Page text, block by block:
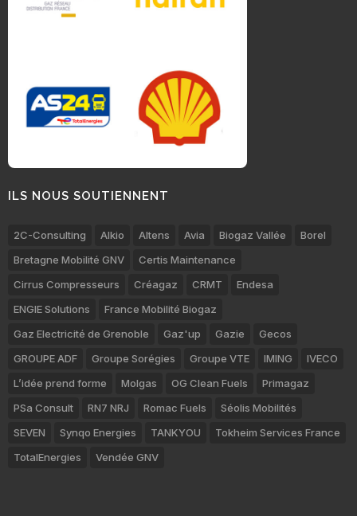
ILS NOUS SOUTIENNENT
2C-Consulting Alkio Altens Avia Biogaz Vallée
Borel
Bretagne Mobilité GNV
Certis Maintenance
Cirrus Compresseurs
Créagaz CRMT
Endesa
ENGIE Solutions
France Mobilité Biogaz
Gaz Electricité de Grenoble
Gaz'up Gazie
Gecos
GROUPE ADF
Groupe Sorégies Groupe VTE IMING
IVECO
L’idée prend forme
Molgas OG Clean Fuels
Primagaz
PSa Consult
RN7 NRJ Romac Fuels
Séolis Mobilités
SEVEN
Synqo Energies TANKYOU
Tokheim Services France
TotalEnergies
Vendée GNV